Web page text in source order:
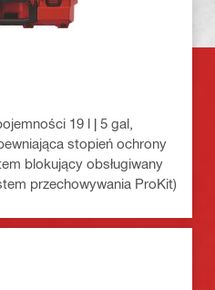
19 l | 5 gal,
stopień ochrony
blokujący obsługiwany
przechowywania ProKit)